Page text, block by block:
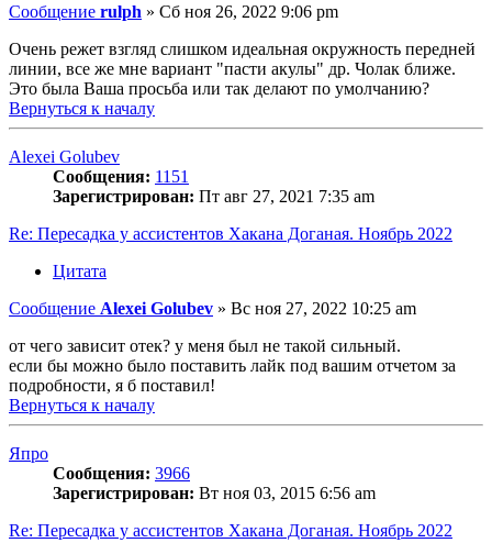
Сообщение rulph » Сб ноя 26, 2022 9:06 pm
Очень режет взгляд слишком идеальная окружность передней
линии, все же мне вариант "пасти акулы" др. Чолак ближе.
Это была Ваша просьба или так делают по умолчанию?
Вернуться к началу
Alexei Golubev
Сообщения: 1151
Зарегистрирован: Пт авг 27, 2021 7:35 am
Re: Пересадка у ассистентов Хакана Доганая. Ноябрь 2022
Цитата
Сообщение Alexei Golubev » Вс ноя 27, 2022 10:25 am
от чего зависит отек? у меня был не такой сильный.
если бы можно было поставить лайк под вашим отчетом за
подробности, я б поставил!
Вернуться к началу
Япро
Сообщения: 3966
Зарегистрирован: Вт ноя 03, 2015 6:56 am
Re: Пересадка у ассистентов Хакана Доганая. Ноябрь 2022